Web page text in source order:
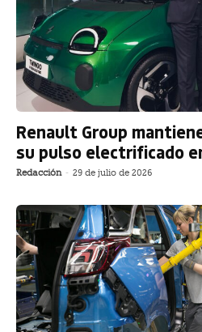
Renault Group
su pulso electrificado
Redacción - 29 de julio de 2026